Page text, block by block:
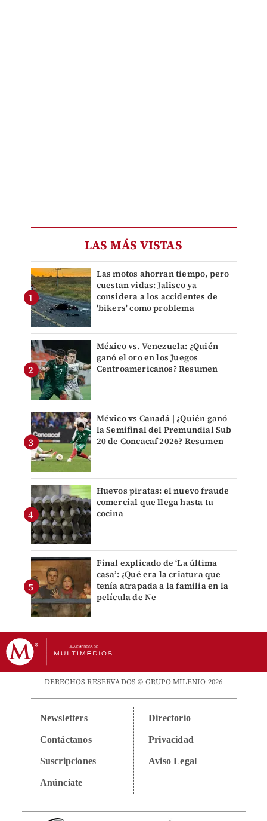
LAS MÁS VISTAS
Las motos ahorran tiempo, pero
cuestan vidas: Jalisco ya
considera a los accidentes de
'bikers' como problema
México vs. Venezuela: ¿Quién
ganó el oro en los Juegos
Centroamericanos? Resumen
México vs Canadá | ¿Quién ganó
la Semifinal del Premundial Sub
20 de Concacaf 2026? Resumen
Huevos piratas: el nuevo fraude
comercial que llega hasta tu
cocina
Final explicado de ‘La última
casa’: ¿Qué era la criatura que
tenía atrapada a la familia en la
película de Ne
DERECHOS RESERVADOS © GRUPO MILENIO 2026
Newsletters
Contáctanos
Suscripciones
Anúnciate
Directorio
Privacidad
Aviso Legal